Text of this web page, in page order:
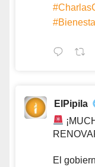
ElPipila
El